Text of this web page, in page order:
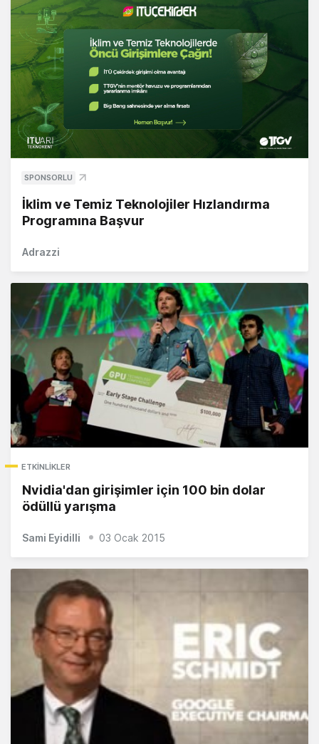
SPONSORLU
İklim ve Temiz Teknolojiler Hızlandırma
Programına Başvur
Adrazzi
ETKINLIKLER
Nvidia'dan girişimler için 100 bin dolar
ödüllü yarışma
Sami Eyidilli 03 Ocak 2015